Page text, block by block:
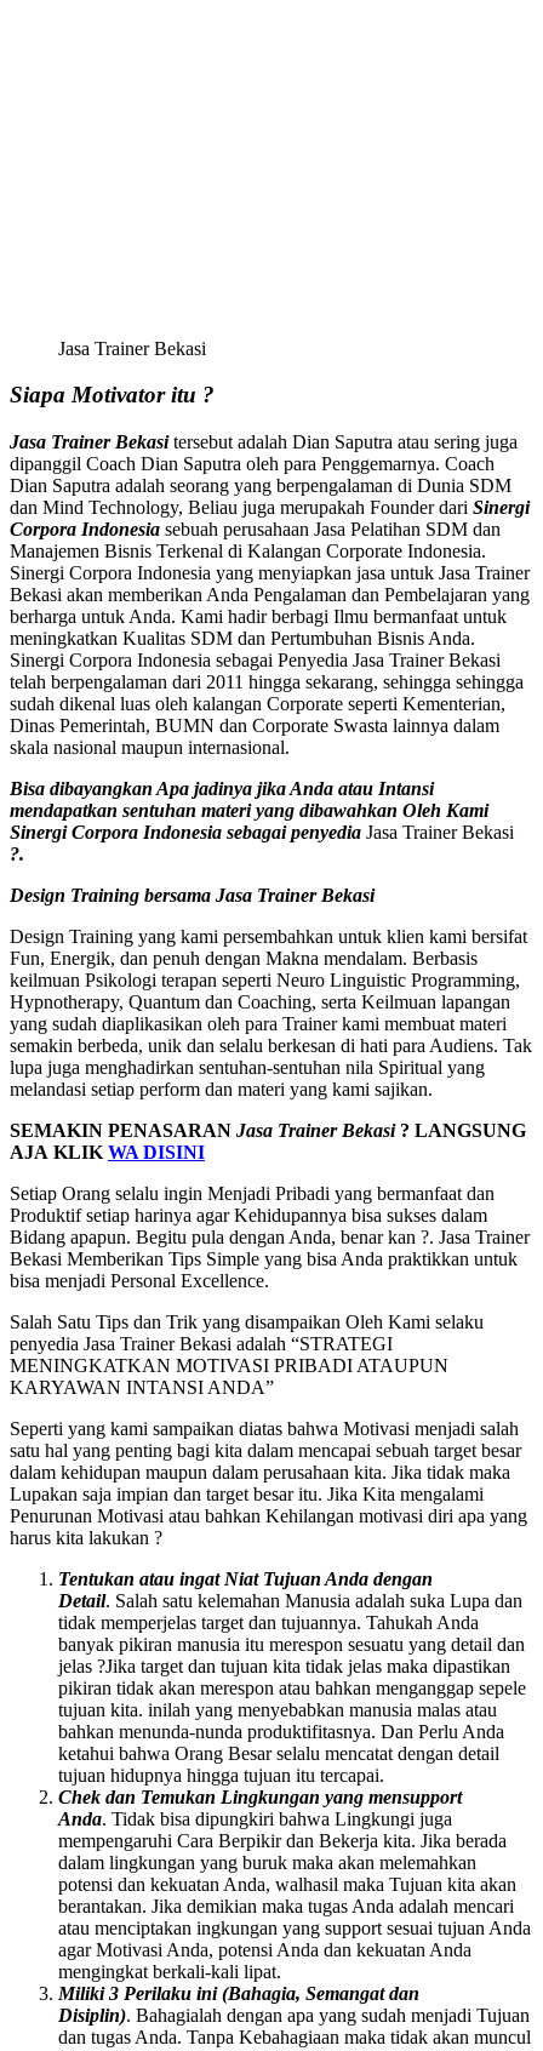
Jasa Trainer Bekasi
Siapa Motivator itu ?
Jasa Trainer Bekasitersebut adalah Dian Saputra atau sering juga
dipanggil Coach Dian Saputra oleh para Penggemarnya. Coach
Dian Saputra adalah seorang yang berpengalaman di Dunia SDM
dan Mind Technology, Beliau juga merupakah Founder dari Sinergi
Corpora Indonesia sebuah perusahaan Jasa Pelatihan SDM dan
Manajemen Bisnis Terkenal di Kalangan Corporate Indonesia.
Sinergi Corpora Indonesia yang menyiapkan jasa untuk Jasa Trainer
Bekasi akan memberikan Anda Pengalaman dan Pembelajaran yang
berharga untuk Anda. Kami hadir berbagi Ilmu bermanfaat untuk
meningkatkan Kualitas SDM dan Pertumbuhan Bisnis Anda.
Sinergi Corpora Indonesia sebagai Penyedia Jasa Trainer Bekasi
telah berpengalaman dari 2011 hingga sekarang, sehingga sehingga
sudah dikenal luas oleh kalangan Corporate seperti Kementerian,
Dinas Pemerintah, BUMN dan Corporate Swasta lainnya dalam
skala nasional maupun internasional.
Bisa dibayangkan Apa jadinya jika Anda atau Intansi
mendapatkan sentuhan materi yang dibawahkan Oleh Kami
Sinergi Corpora Indonesia sebagai penyedia Jasa Trainer Bekasi
?.
Design Training bersama Jasa Trainer Bekasi
Design Training yang kami persembahkan untuk klien kami bersifat
Fun, Energik, dan penuh dengan Makna mendalam. Berbasis
keilmuan Psikologi terapan seperti Neuro Linguistic Programming,
Hypnotherapy, Quantum dan Coaching, serta Keilmuan lapangan
yang sudah diaplikasikan oleh para Trainer kami membuat materi
semakin berbeda, unik dan selalu berkesan di hati para Audiens. Tak
lupa juga menghadirkan sentuhan-sentuhan nila Spiritual yang
melandasi setiap perform dan materi yang kami sajikan.
SEMAKIN PENASARAN Jasa Trainer Bekasi ? LANGSUNG
AJA KLIK WA DISINI
Setiap Orang selalu ingin Menjadi Pribadi yang bermanfaat dan
Produktif setiap harinya agar Kehidupannya bisa sukses dalam
Bidang apapun. Begitu pula dengan Anda, benar kan ?. Jasa Trainer
Bekasi Memberikan Tips Simple yang bisa Anda praktikkan untuk
bisa menjadi Personal Excellence.
Salah Satu Tips dan Trik yang disampaikan Oleh Kami selaku
penyedia Jasa Trainer Bekasi adalah “STRATEGI
MENINGKATKAN MOTIVASI PRIBADI ATAUPUN
KARYAWAN INTANSI ANDA”
Seperti yang kami sampaikan diatas bahwa Motivasi menjadi salah
satu hal yang penting bagi kita dalam mencapai sebuah target besar
dalam kehidupan maupun dalam perusahaan kita. Jika tidak maka
Lupakan saja impian dan target besar itu. Jika Kita mengalami
Penurunan Motivasi atau bahkan Kehilangan motivasi diri apa yang
harus kita lakukan ?
Tentukan atau ingat Niat Tujuan Anda dengan
Detail. Salah satu kelemahan Manusia adalah suka Lupa dan
tidak memperjelas target dan tujuannya. Tahukah Anda
banyak pikiran manusia itu merespon sesuatu yang detail dan
jelas ?Jika target dan tujuan kita tidak jelas maka dipastikan
pikiran tidak akan merespon atau bahkan menganggap sepele
tujuan kita. inilah yang menyebabkan manusia malas atau
bahkan menunda-nunda produktifitasnya. Dan Perlu Anda
ketahui bahwa Orang Besar selalu mencatat dengan detail
tujuan hidupnya hingga tujuan itu tercapai.
Chek dan Temukan Lingkungan yang mensupport
Anda. Tidak bisa dipungkiri bahwa Lingkungi juga
mempengaruhi Cara Berpikir dan Bekerja kita. Jika berada
dalam lingkungan yang buruk maka akan melemahkan
potensi dan kekuatan Anda, walhasil maka Tujuan kita akan
berantakan. Jika demikian maka tugas Anda adalah mencari
atau menciptakan ingkungan yang support sesuai tujuan Anda
agar Motivasi Anda, potensi Anda dan kekuatan Anda
mengingkat berkali-kali lipat.
Miliki 3 Perilaku ini (Bahagia, Semangat dan
Disiplin). Bahagialah dengan apa yang sudah menjadi Tujuan
dan tugas Anda. Tanpa Kebahagiaan maka tidak akan muncul